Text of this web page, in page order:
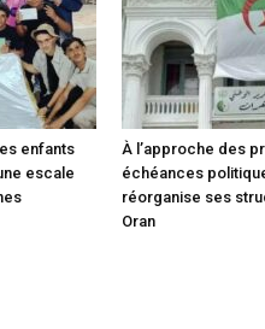
enfants
escale
À l’approche des
échéances
réorganise ses
Oran